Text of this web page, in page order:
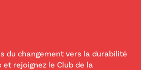
du changement vers la durabilité
rejoignez le Club de la